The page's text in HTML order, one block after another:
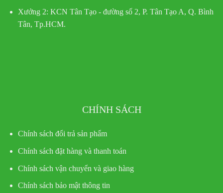
Xưởng 2: KCN Tân Tạo - đường số 2, P. Tân Tạo A, Q. Bình
Tân, Tp.HCM.
CHÍNH SÁCH
Chính sách đổi trả sản phẩm
Chính sách đặt hàng và thanh toán
Chính sách vận chuyển và giao hàng
Chính sách bảo mật thông tin